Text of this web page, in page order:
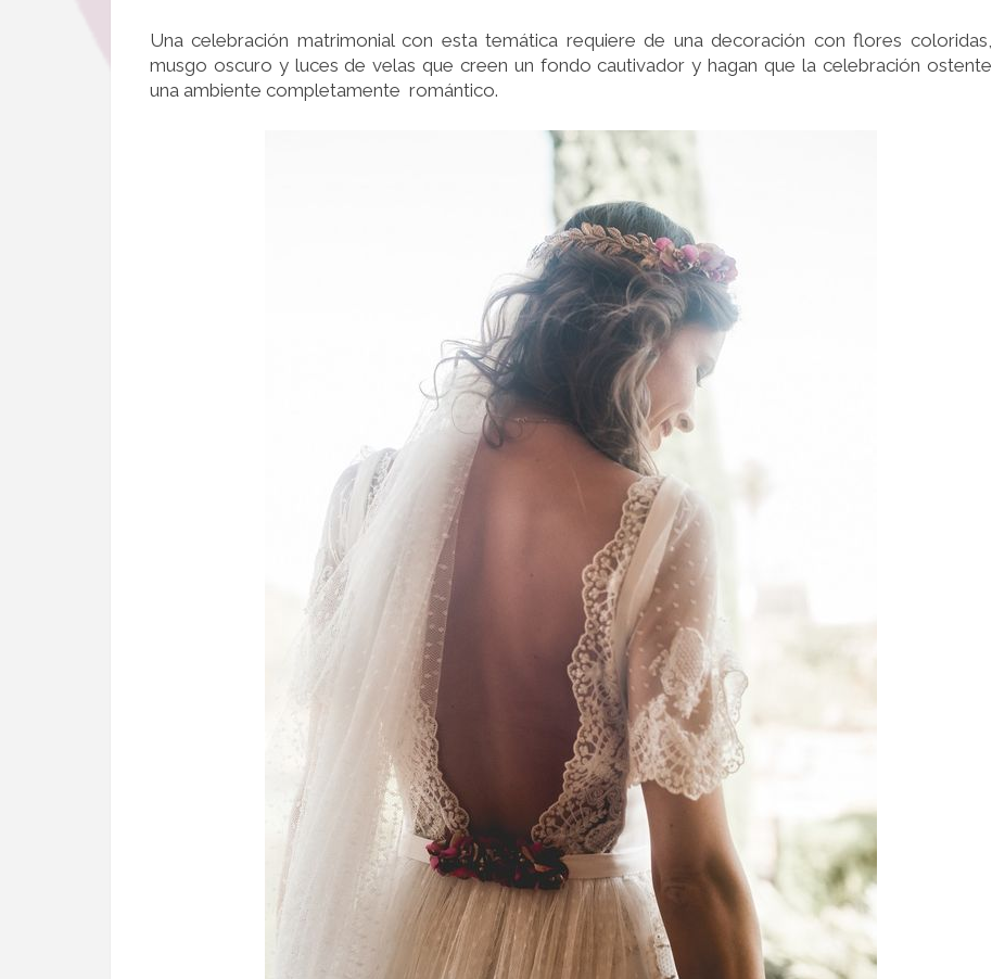
Una celebración matrimonial con esta temática requiere de una decoración con flores coloridas,
musgo oscuro y luces de velas que creen un fondo cautivador y hagan que la celebración ostente
una ambiente completamente romántico.